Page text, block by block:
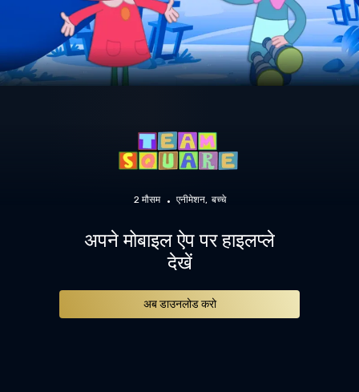
2 मौसम एनीमेशन बच्चे
अपने मोबाइल ऐप पर हाइलप्ले
देखें
अब डाउनलोड करो